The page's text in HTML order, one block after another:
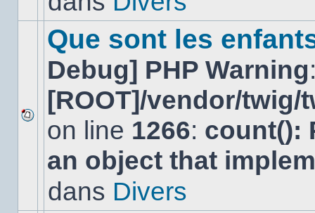
Aucun
nouveau
message
non-
dans
Que sont les
Debug] PHP Warning
[ROOT]/vendor/
on line 1266: count():
an object that
dans Divers